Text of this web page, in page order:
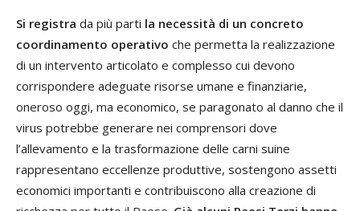
Si registra da più parti la necessità di un concreto
coordinamento operativo che permetta la realizzazione
di un intervento articolato e complesso cui devono
corrispondere adeguate risorse umane e finanziarie,
oneroso oggi, ma economico, se paragonato al danno che il
virus potrebbe generare nei comprensori dove
l’allevamento e la trasformazione delle carni suine
rappresentano eccellenze produttive, sostengono assetti
economici importanti e contribuiscono alla creazione di